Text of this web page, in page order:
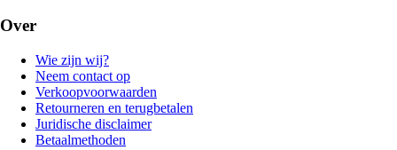
Over
Wie zijn wij?
Neem contact op
Verkoopvoorwaarden
Retourneren en terugbetalen
Juridische disclaimer
Betaalmethoden